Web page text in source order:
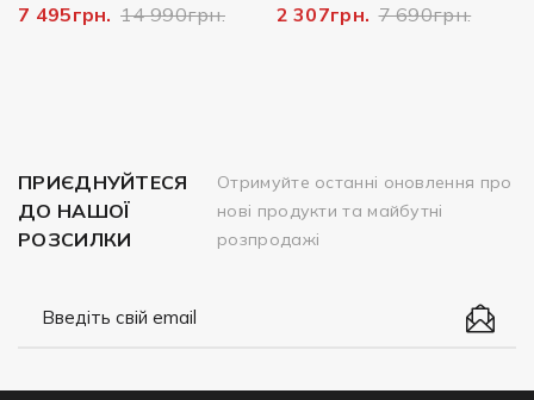
7 495грн. 14 990грн.
2 307грн. 7 690грн.
ПРИЄДНУЙТЕСЯ
ДО НАШОЇ
РОЗСИЛКИ
Отримуйте останні оновлення про
нові продукти та майбутні
розпродажі